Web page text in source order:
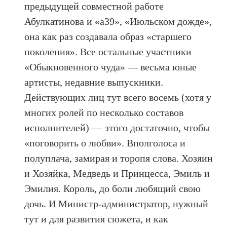
предыдущей совместной работе
Абулкатинова и «а39», «Июльском дожде»,
она как раз создавала образ «старшего
поколения». Все остальные участники
«Обыкновенного чуда» — весьма юные
артисты, недавние выпускники.
Действующих лиц тут всего восемь (хотя у
многих ролей по несколько составов
исполнителей) — этого достаточно, чтобы
«поговорить о любви». Вполголоса и
полуплача, замирая и торопя слова. Хозяин
и Хозяйка, Медведь и Принцесса, Эмиль и
Эмилия. Король, до боли любящий свою
дочь. И Министр-администратор, нужный
тут и для развития сюжета, и как